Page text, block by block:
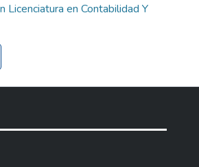
Licenciatura en Contabilidad Y